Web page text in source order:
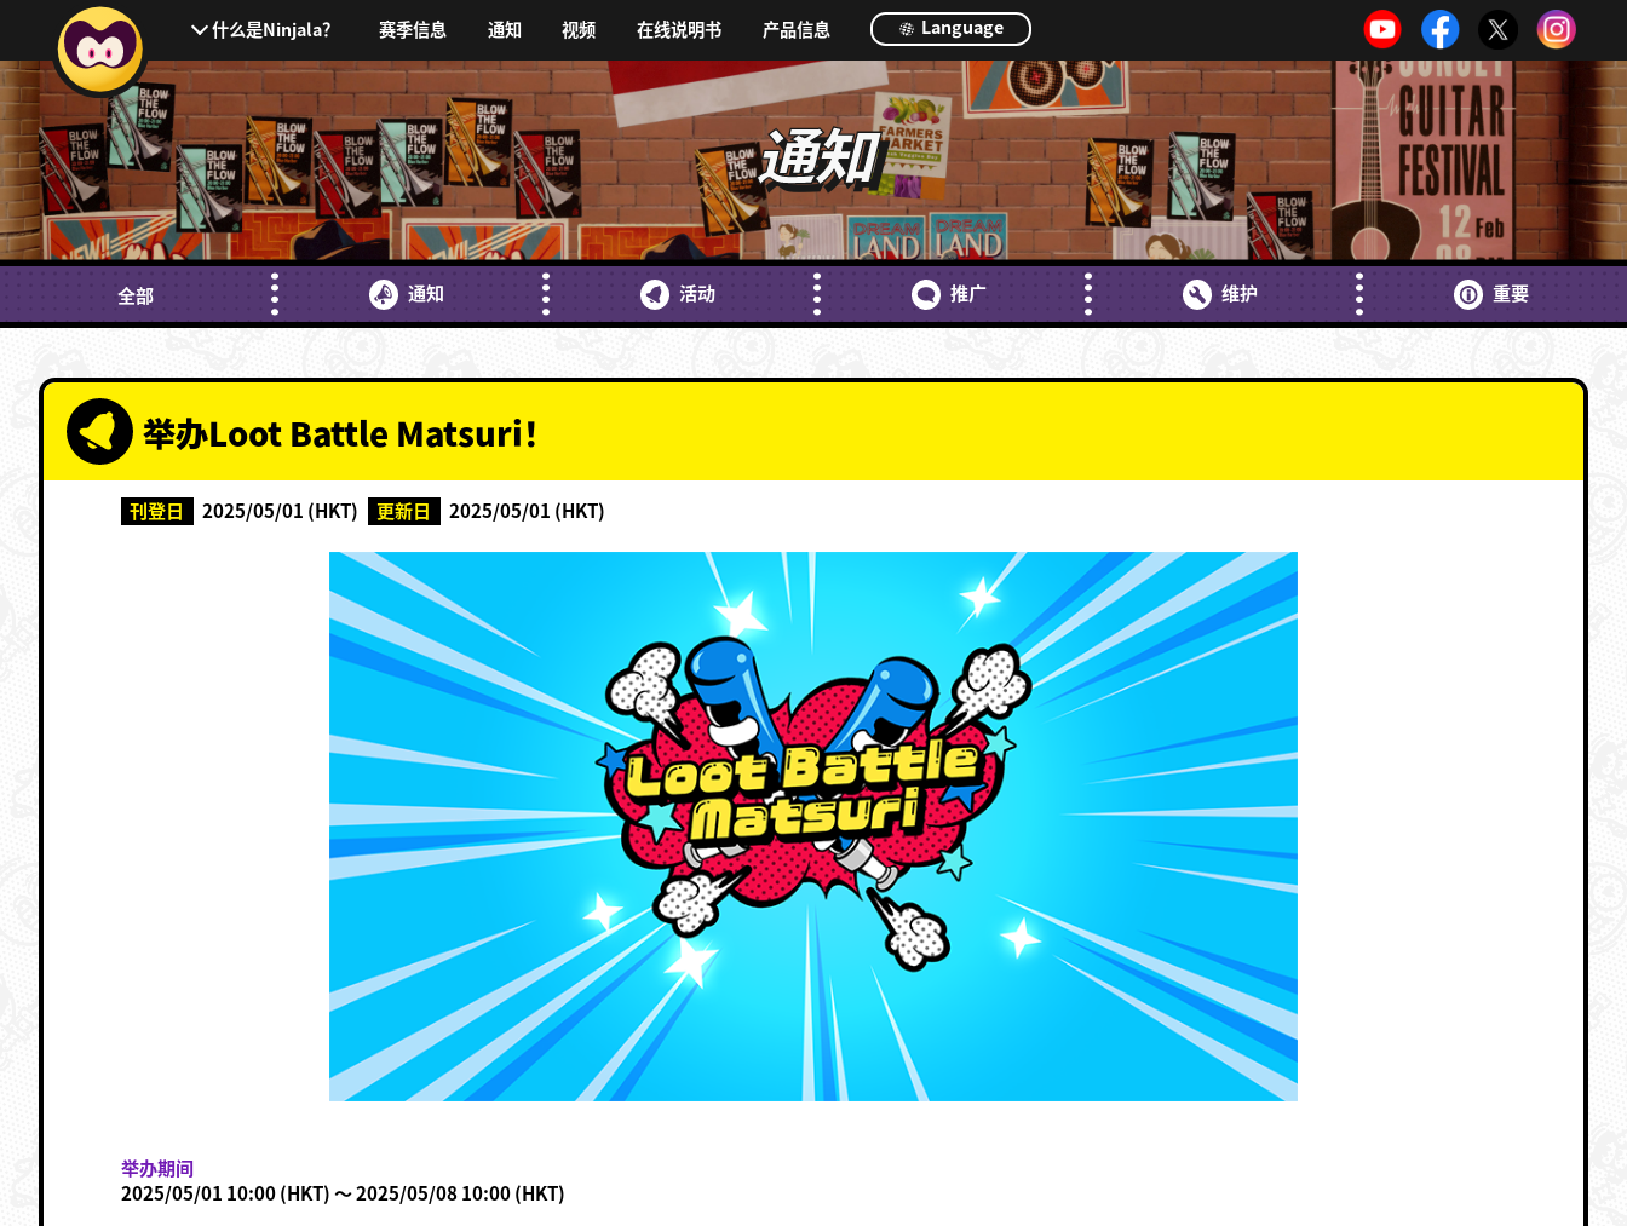
什么是Ninjala？ 赛季信息 通知 视频 在线说明书 产品信息 Language
通知
全部 通知 活动 推广 维护 重要
举办Loot Battle Matsuri！
刊登日 2025/05/01 (HKT) 更新日 2025/05/01 (HKT)
举办期间
2025/05/01 10:00 (HKT) ～ 2025/05/08 10:00 (HKT)